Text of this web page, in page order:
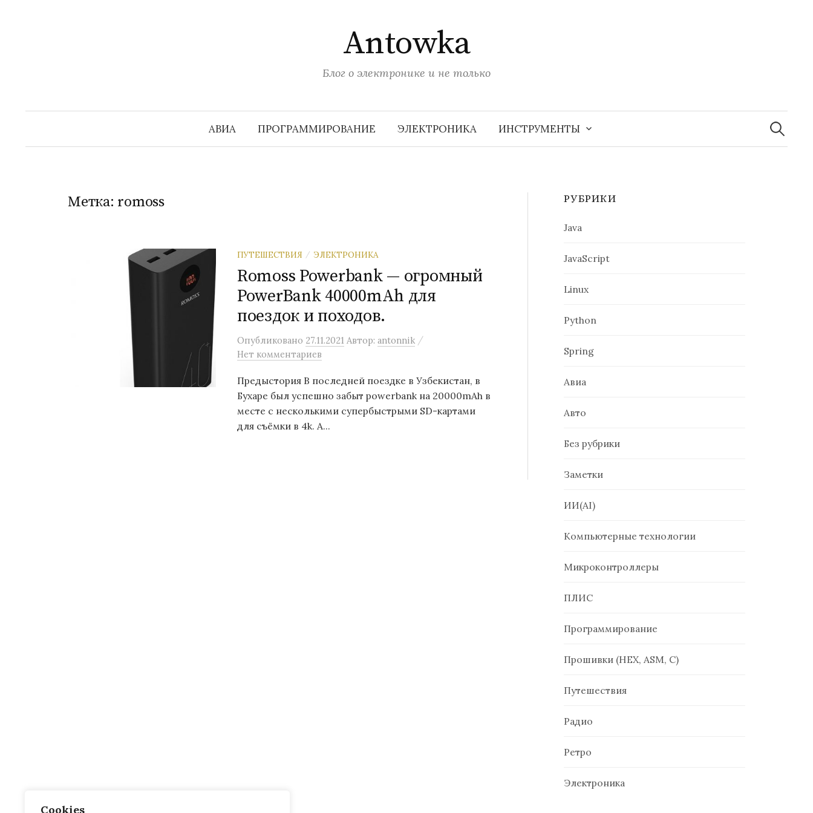
Cookies
Antowka
Блог о электронике и не только
АВИА ПРОГРАММИРОВАНИЕ ЭЛЕКТРОНИКА ИНСТРУМЕНТЫ
Найти:
Метка: romoss
ПУТЕШЕСТВИЯ / ЭЛЕКТРОНИКА
Romoss Powerbank — огромный
PowerBank 40000mAh для
поездок и походов.
Опубликовано 27.11.2021 Автор: antonnik /
Нет комментариев
Предыстория В последней поездке в Узбекистан, в
Бухаре был успешно забыт powerbank на 20000mAh в
месте с несколькими супербыстрыми SD-картами
для съёмки в 4k. А...
РУБРИКИ
Java
JavaScript
Linux
Python
Spring
Авиа
Авто
Без рубрики
Заметки
ИИ(AI)
Компьютерные технологии
Микроконтроллеры
ПЛИС
Программирование
Прошивки (HEX, ASM, C)
Путешествия
Радио
Ретро
Электроника